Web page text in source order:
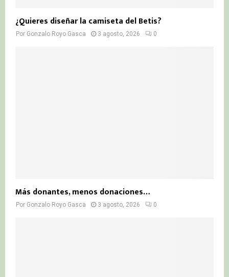
¿Quieres diseñar la camiseta del Betis?
Por Gonzalo Royo Gasca 3 agosto, 2026 0
Más donantes, menos donaciones…
Por Gonzalo Royo Gasca 3 agosto, 2026 0